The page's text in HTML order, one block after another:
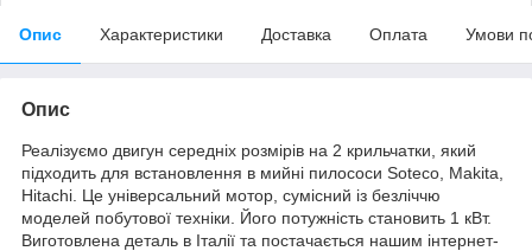
Опис Характеристики Доставка Оплата Умови
Опис
Реалізуємо двигун середніх розмірів на 2 крильчатки, який
підходить для встановлення в мийні пилососи Soteco, Makita,
Hitachi. Це універсальний мотор, сумісний із безліччю
моделей побутової техніки. Його потужність становить 1 кВт.
Виготовлена деталь в Італії та постачається нашим інтернет-